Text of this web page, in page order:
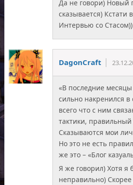
Да не говори) Новый
сказывается) Кстати
Интервью со Стасом))
DagonCraft
«В последние
сильно накренился в
всего что с ним
тактики, правильный
Сказываются мои
Но это не есть
же это – «Блог
Я же говорил) Хотя я
неправильно) Скорее